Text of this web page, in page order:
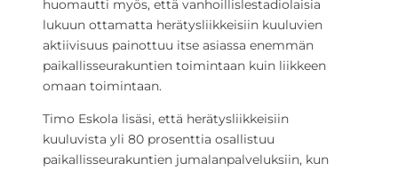
huomautti myös, että vanhoillislestadiolaisia
lukuun ottamatta herätysliikkeisiin kuuluvien
aktiivisuus painottuu itse asiassa enemmän
paikallisseurakuntien toimintaan kuin liikkeen
omaan toimintaan.
Timo Eskola lisäsi, että herätysliikkeisiin
kuuluvista yli 80 prosenttia osallistuu
paikallisseurakuntien jumalanpalveluksiin, kun